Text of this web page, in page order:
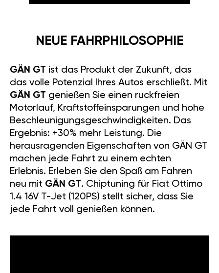
NEUE FAHRPHILOSOPHIE
GÄN GT ist das Produkt der Zukunft, das
das volle Potenzial Ihres Autos erschließt. Mit
GÄN GT genießen Sie einen ruckfreien
Motorlauf, Kraftstoffeinsparungen und hohe
Beschleunigungsgeschwindigkeiten. Das
Ergebnis: +30% mehr Leistung. Die
herausragenden Eigenschaften von GÄN GT
machen jede Fahrt zu einem echten
Erlebnis. Erleben Sie den Spaß am Fahren
neu mit GÄN GT. Chiptuning für Fiat Ottimo
1.4 16V T-Jet (120PS) stellt sicher, dass Sie
jede Fahrt voll genießen können.